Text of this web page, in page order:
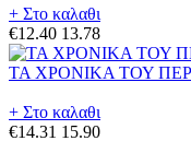
+ Στο καλαθι
€12.40 13.78
ΤΑ ΧΡΟΝΙΚΑ ΤΟΥ
+ Στο καλαθι
€14.31 15.90